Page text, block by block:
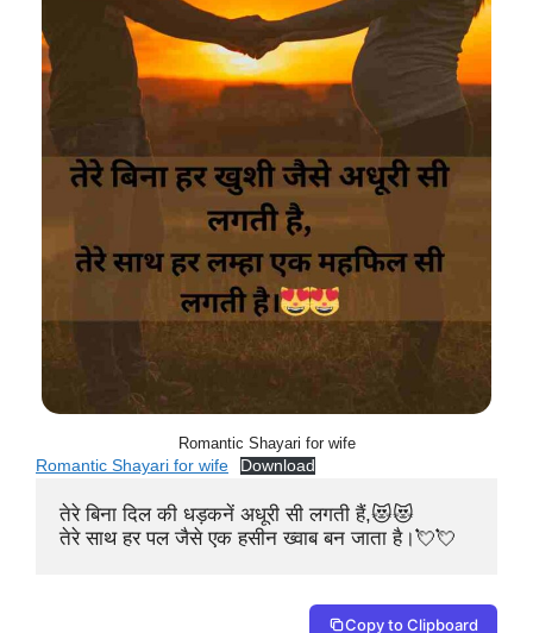
Romantic Shayari for wife
Romantic Shayari for wife
Download
तेरे बिना दिल की धड़कनें अधूरी सी लगती हैं,😻😻
तेरे साथ हर पल जैसे एक हसीन ख्वाब बन जाता है।💘💘
Copy to Clipboard